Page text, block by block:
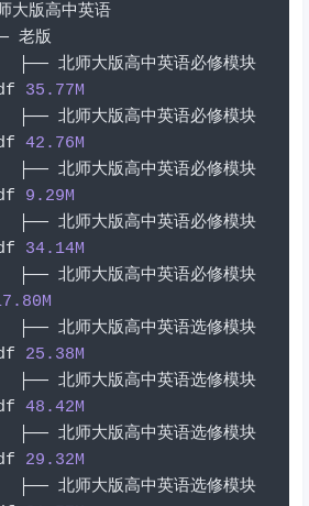
大版高中英语
老版
├── 北师大版高中英语必修模块
35.77M
├── 北师大版高中英语必修模块
42.76M
├── 北师大版高中英语必修模块
9.29M
├── 北师大版高中英语必修模块
34.14M
├── 北师大版高中英语必修模块
M
├── 北师大版高中英语选修模块
25.38M
├── 北师大版高中英语选修模块
48.42M
├── 北师大版高中英语选修模块
29.32M
├── 北师大版高中英语选修模块